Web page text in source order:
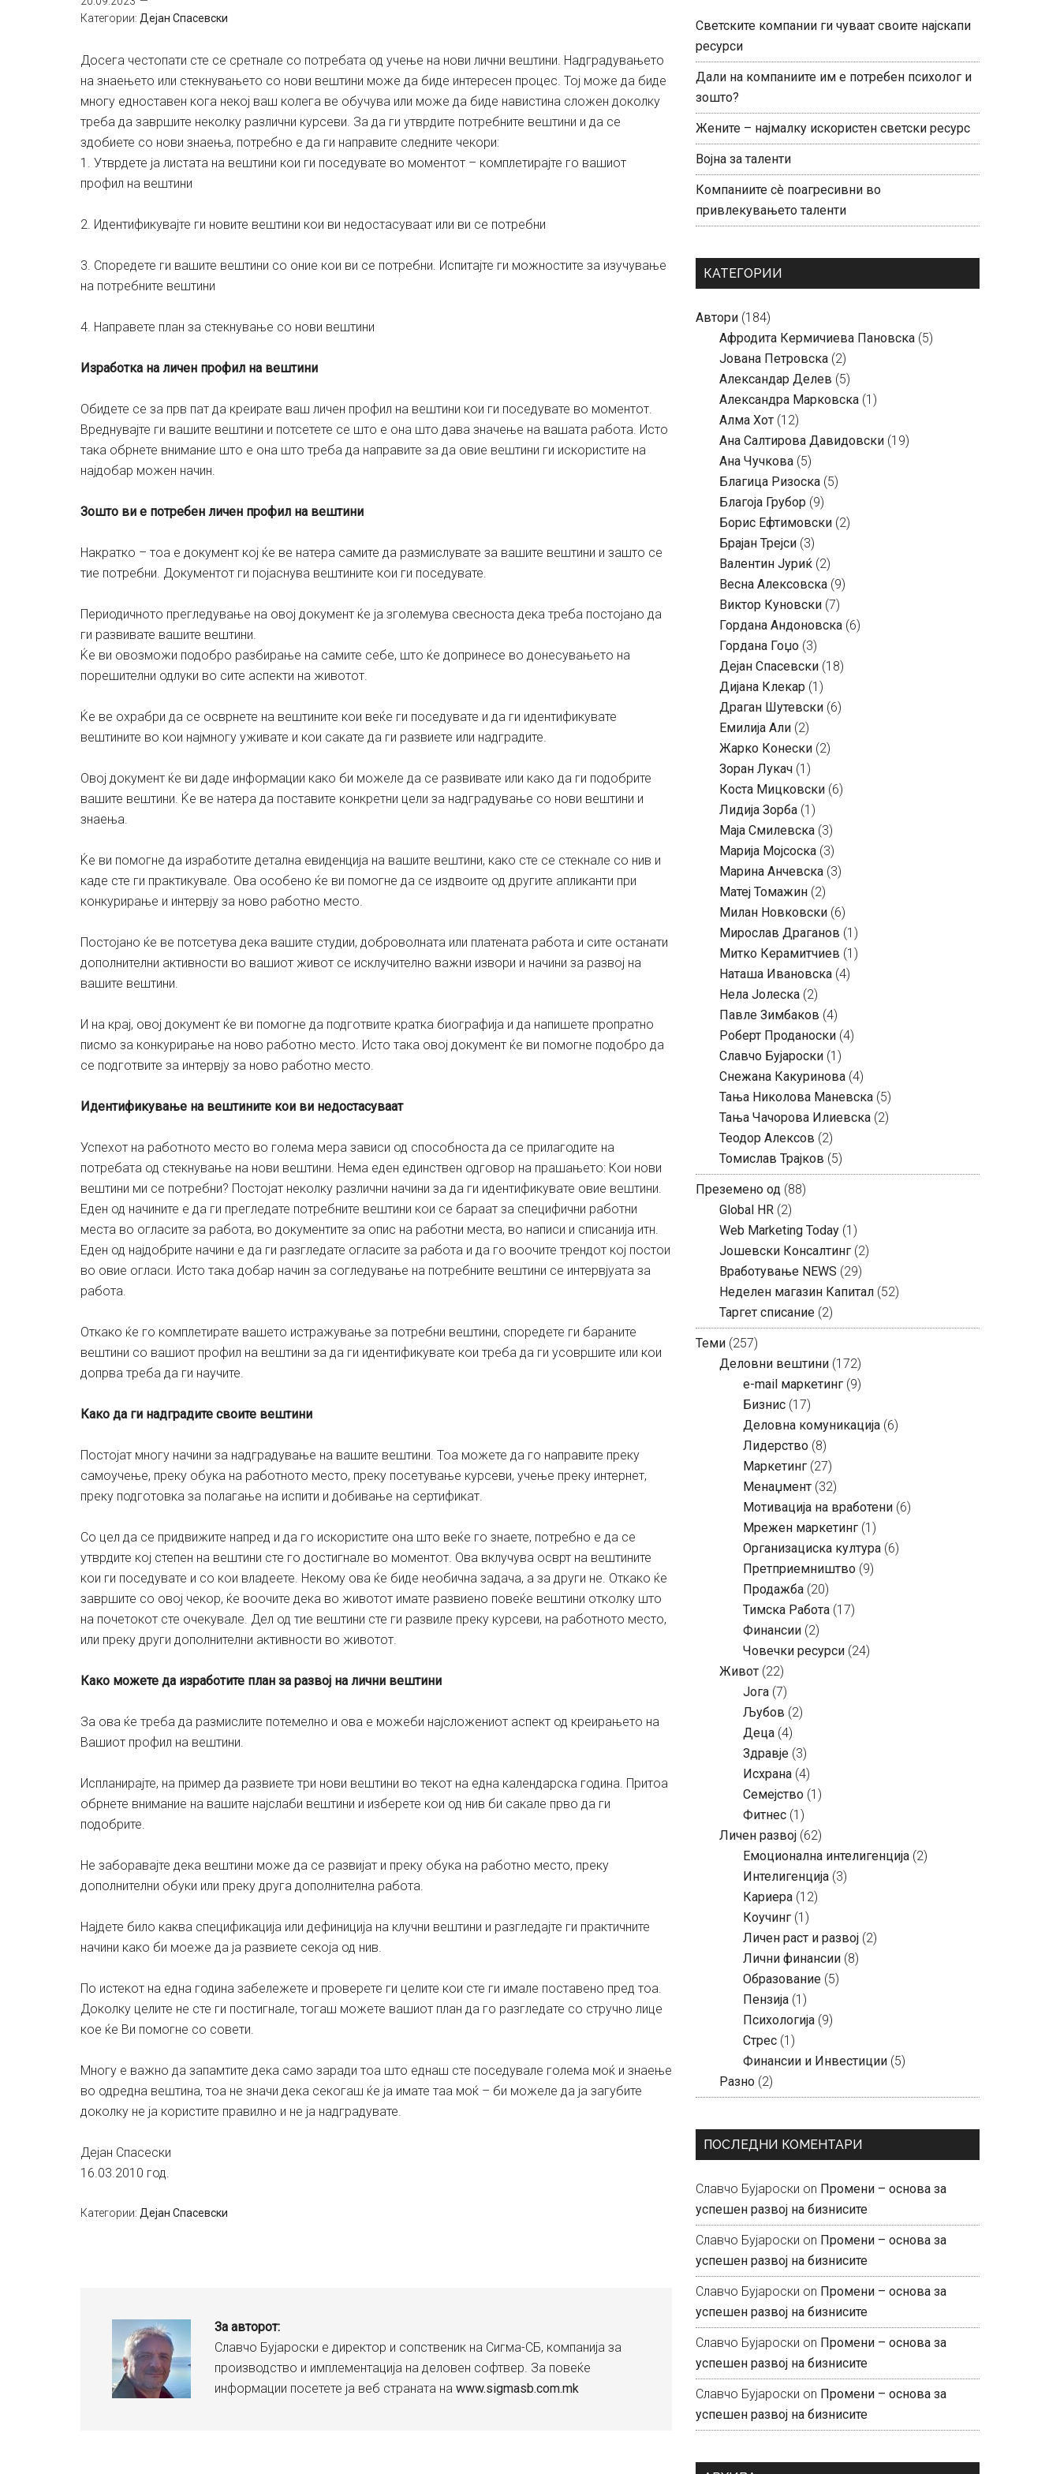
Категории: Дејан Спасевски
Досега честопати сте се сретнале со потребата од учење на нови лични вештини. Надградувањето
на знаењето или стекнувањето со нови вештини може да биде интересен процес. Тој може да биде
многу едноставен кога некој ваш колега ве обучува или може да биде навистина сложен доколку
треба да завршите неколку различни курсеви. За да ги утврдите потребните вештини и да се
здобиете со нови знаења, потребно е да ги направите следните чекори:
1. Утврдете ја листата на вештини кои ги поседувате во моментот – комплетирајте го вашиот
профил на вештини
2. Идентификувајте ги новите вештини кои ви недостасуваат или ви се потребни
3. Споредете ги вашите вештини со оние кои ви се потребни. Испитајте ги можностите за изучување
на потребните вештини
4. Направете план за стекнување со нови вештини
Изработка на личен профил на вештини
Обидете се за прв пат да креирате ваш личен профил на вештини кои ги поседувате во моментот.
Вреднувајте ги вашите вештини и потсетете се што е она што дава значење на вашата работа. Исто
така обрнете внимание што е она што треба да направите за да овие вештини ги искористите на
најдобар можен начин.
Зошто ви е потребен личен профил на вештини
Накратко – тоа е документ кој ќе ве натера самите да размислувате за вашите вештини и зашто се
тие потребни. Документот ги појаснува вештините кои ги поседувате.
Периодичното прегледување на овој документ ќе ја зголемува свесноста дека треба постојано да
ги развивате вашите вештини.
Ќе ви овозможи подобро разбирање на самите себе, што ќе допринесе во донесувањето на
порешителни одлуки во сите аспекти на животот.
Ќе ве охрабри да се осврнете на вештините кои веќе ги поседувате и да ги идентификувате
вештините во кои најмногу уживате и кои сакате да ги развиете или надградите.
Овој документ ќе ви даде информации како би можеле да се развивате или како да ги подобрите
вашите вештини. Ќе ве натера да поставите конкретни цели за надградување со нови вештини и
знаења.
Ќе ви помогне да изработите детална евиденција на вашите вештини, како сте се стекнале со нив и
каде сте ги практикувале. Ова особено ќе ви помогне да се издвоите од другите апликанти при
конкурирање и интервју за ново работно место.
Постојано ќе ве потсетува дека вашите студии, доброволната или платената работа и сите останати
дополнителни активности во вашиот живот се исклучително важни извори и начини за развој на
вашите вештини.
И на крај, овој документ ќе ви помогне да подготвите кратка биографија и да напишете пропратно
писмо за конкурирање на ново работно место. Исто така овој документ ќе ви помогне подобро да
се подготвите за интервју за ново работно место.
Идентификување на вештините кои ви недостасуваат
Успехот на работното место во голема мера зависи од способноста да се прилагодите на
потребата од стекнување на нови вештини. Нема еден единствен одговор на прашањето: Кои нови
вештини ми се потребни? Постојат неколку различни начини за да ги идентификувате овие вештини.
Еден од начините е да ги прегледате потребните вештини кои се бараат за специфични работни
места во огласите за работа, во документите за опис на работни места, во написи и списанија итн.
Еден од најдобрите начини е да ги разгледате огласите за работа и да го воочите трендот кој постои
во овие огласи. Исто така добар начин за согледување на потребните вештини се интервјуата за
работа.
Откако ќе го комплетирате вашето истражување за потребни вештини, споредете ги бараните
вештини со вашиот профил на вештини за да ги идентификувате кои треба да ги усовршите или кои
допрва треба да ги научите.
Како да ги надградите своите вештини
Постојат многу начини за надградување на вашите вештини. Тоа можете да го направите преку
самоучење, преку обука на работното место, преку посетување курсеви, учење преку интернет,
преку подготовка за полагање на испити и добивање на сертификат.
Со цел да се придвижите напред и да го искористите она што веќе го знаете, потребно е да се
утврдите кој степен на вештини сте го достигнале во моментот. Ова вклучува осврт на вештините
кои ги поседувате и со кои владеете. Некому ова ќе биде необична задача, а за други не. Откако ќе
завршите со овој чекор, ќе воочите дека во животот имате развиено повеќе вештини отколку што
на почетокот сте очекувале. Дел од тие вештини сте ги развиле преку курсеви, на работното место,
или преку други дополнителни активности во животот.
Како можете да изработите план за развој на лични вештини
За ова ќе треба да размислите потемелно и ова е можеби најсложениот аспект од креирањето на
Вашиот профил на вештини.
Испланирајте, на пример да развиете три нови вештини во текот на една календарска година. Притоа
обрнете внимание на вашите најслаби вештини и изберете кои од нив би сакале прво да ги
подобрите.
Не заборавајте дека вештини може да се развијат и преку обука на работно место, преку
дополнителни обуки или преку друга дополнителна работа.
Најдете било каква спецификација или дефиниција на клучни вештини и разгледајте ги практичните
начини како би моеже да ја развиете секоја од нив.
По истекот на една година забележете и проверете ги целите кои сте ги имале поставено пред тоа.
Доколку целите не сте ги постигнале, тогаш можете вашиот план да го разгледате со стручно лице
кое ќе Ви помогне со совети.
Многу е важно да запамтите дека само заради тоа што еднаш сте поседувале голема моќ и знаење
во одредна вештина, тоа не значи дека секогаш ќе ја имате таа моќ – би можеле да ја загубите
доколку не ја користите правилно и не ја надградувате.
Дејан Спасески
16.03.2010 год.
Категории: Дејан Спасевски
За авторот:
Славчо Бујароски е директор и сопственик на Сигма-СБ, компанија за
производство и имплементација на деловен софтвер. За повеќе
информации посетете ја веб страната на www.sigmasb.com.mk
Светските компании ги чуваат своите најскапи
ресурси
Дали на компаниите им е потребен психолог и
зошто?
Жените – најмалку искористен светски ресурс
Војна за таленти
Компаниите сè поагресивни во
привлекувањето таленти
КАТЕГОРИИ
Автори (184)
Aфродита Кермичиева Пановска (5)
Јована Петровска (2)
Александар Делев (5)
Александра Марковска (1)
Алма Хот (12)
Ана Салтирова Давидовски (19)
Ана Чучкова (5)
Благица Ризоска (5)
Благоја Грубор (9)
Борис Ефтимовски (2)
Брајан Трејси (3)
Валентин Јуриќ (2)
Весна Алексовска (9)
Виктор Куновски (7)
Гордана Андоновска (6)
Гордана Гоџо (3)
Дејан Спасевски (18)
Дијана Клекар (1)
Драган Шутевски (6)
Емилија Али (2)
Жарко Конески (2)
Зоран Лукач (1)
Коста Мицковски (6)
Лидија Зорба (1)
Маја Смилевска (3)
Марија Мојсоска (3)
Марина Анчевска (3)
Матеј Томажин (2)
Милан Новковски (6)
Мирослав Драганов (1)
Митко Керамитчиев (1)
Наташа Ивановска (4)
Нела Јолеска (2)
Павле Зимбаков (4)
Роберт Проданоски (4)
Славчо Бујароски (1)
Снежана Какуринова (4)
Тања Николова Маневска (5)
Тања Чачорова Илиевска (2)
Теодор Алексов (2)
Томислав Трајков (5)
Преземено од (88)
Global HR (2)
Web Marketing Today (1)
Јошевски Консалтинг (2)
Вработување NEWS (29)
Неделен магазин Капитал (52)
Таргет списание (2)
Теми (257)
Деловни вештини (172)
e-mail маркетинг (9)
Бизнис (17)
Деловна комуникација (6)
Лидерство (8)
Маркетинг (27)
Менаџмент (32)
Мотивација на вработени (6)
Мрежен маркетинг (1)
Организациска култура (6)
Претприемништво (9)
Продажба (20)
Тимска Работа (17)
Финансии (2)
Човечки ресурси (24)
Живот (22)
Јога (7)
Љубов (2)
Деца (4)
Здравје (3)
Исхрана (4)
Семејство (1)
Фитнес (1)
Личен развој (62)
Емоционална интелигенција (2)
Интелигенција (3)
Кариера (12)
Коучинг (1)
Личен раст и развој (2)
Лични финансии (8)
Образование (5)
Пензија (1)
Психологија (9)
Стрес (1)
Финансии и Инвестиции (5)
Разно (2)
ПОСЛЕДНИ КОМЕНТАРИ
Славчо Бујароски on Промени – основа за
успешен развој на бизнисите
Славчо Бујароски on Промени – основа за
успешен развој на бизнисите
Славчо Бујароски on Промени – основа за
успешен развој на бизнисите
Славчо Бујароски on Промени – основа за
успешен развој на бизнисите
Славчо Бујароски on Промени – основа за
успешен развој на бизнисите